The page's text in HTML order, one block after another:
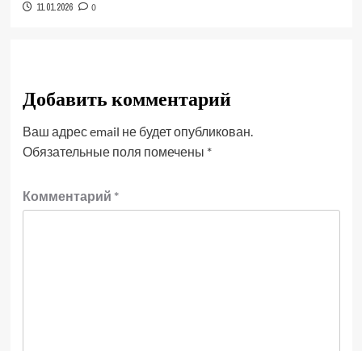
11.01.2026 0
Добавить комментарий
Ваш адрес email не будет опубликован.
Обязательные поля помечены *
Комментарий *